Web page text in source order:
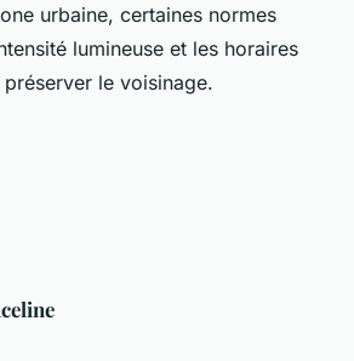
urbaine, certaines normes
lumineuse et les horaires
le voisinage.